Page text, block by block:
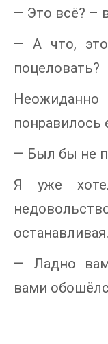
— Это всё? –
— А что,
поцеловать?
понравилось
— Был бы не
Я уже
останавливая.
— Ладно
вами